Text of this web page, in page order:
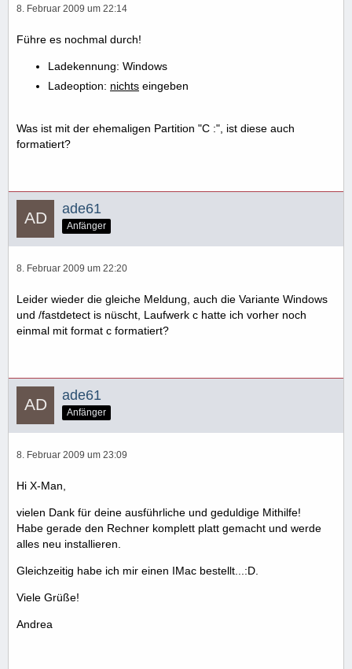
8. Februar 2009 um 22:14
Führe es nochmal durch!
Ladekennung: Windows
Ladeoption: nichts eingeben
Was ist mit der ehemaligen Partition "C :", ist diese auch
formatiert?
ade61
Anfänger
8. Februar 2009 um 22:20
Leider wieder die gleiche Meldung, auch die Variante Windows
und /fastdetect is nüscht, Laufwerk c hatte ich vorher noch
einmal mit format c formatiert?
ade61
Anfänger
8. Februar 2009 um 23:09
Hi X-Man,
vielen Dank für deine ausführliche und geduldige Mithilfe!
Habe gerade den Rechner komplett platt gemacht und werde
alles neu installieren.
Gleichzeitig habe ich mir einen IMac bestellt...:D.
Viele Grüße!
Andrea